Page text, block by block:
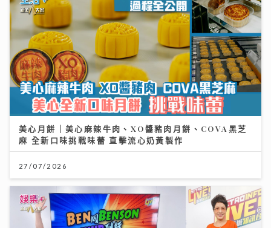
美心月餅｜美心麻辣牛肉、XO醬豬肉月餅、COVA黑芝
麻 全新口味挑戰味蕾 直擊流心奶黃製作
27/07/2026